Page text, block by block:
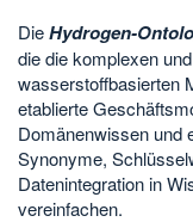
DieHydrogen-
die die komplexen
wasserstoffbasierten
etablierte
Domänenwissen und
Synonyme,
Datenintegration in
vereinfachen.